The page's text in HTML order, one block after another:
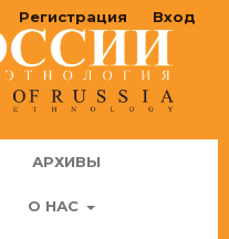
АРХИВЫ
О НАС
Регистрация Вход